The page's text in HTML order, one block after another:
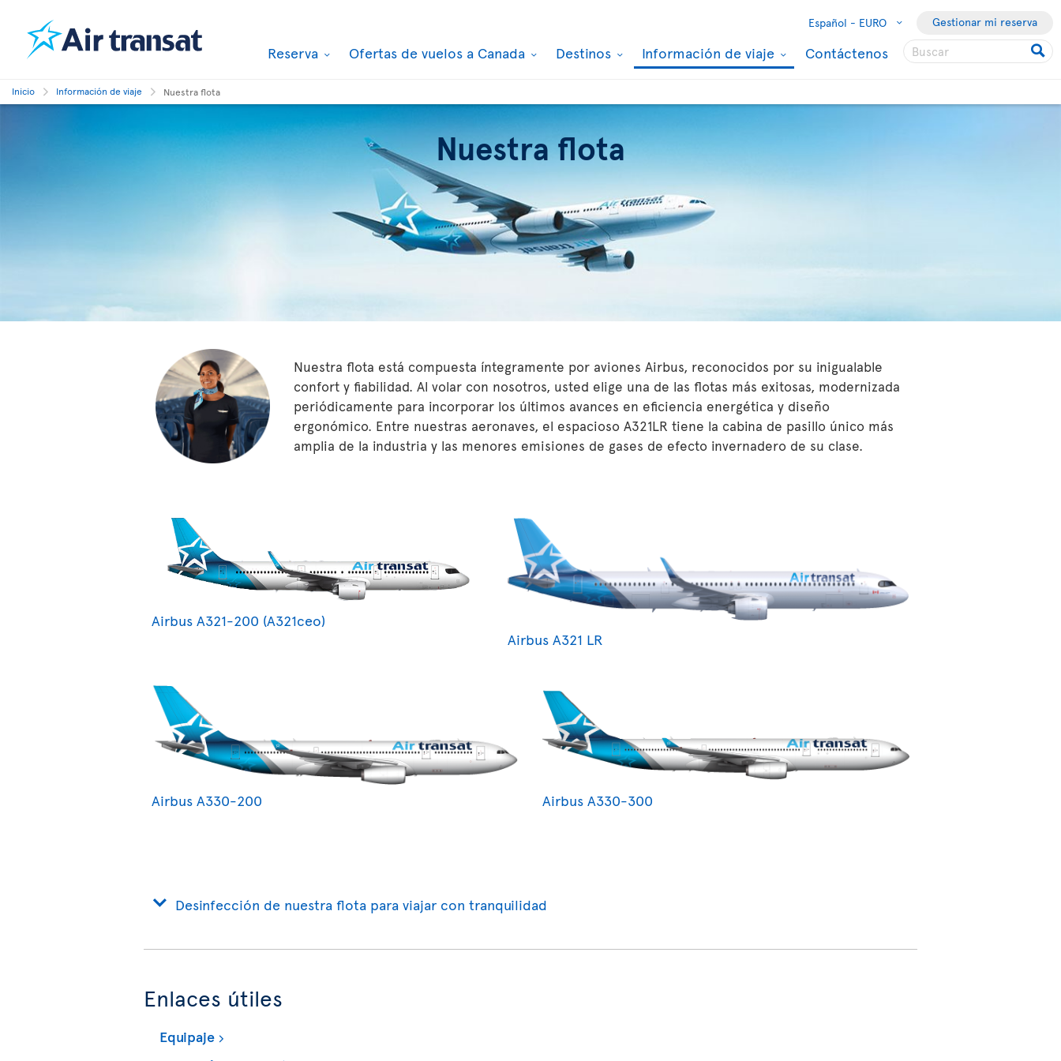
Español - EURO Gestionar mi reserva
Reserva Ofertas de vuelos a Canada Destinos Información de viaje Contáctenos
Inicio Información de viaje Nuestra flota
Nuestra flota
Nuestra flota está compuesta íntegramente por aviones Airbus, reconocidos por su inigualable
confort y fiabilidad. Al volar con nosotros, usted elige una de las flotas más exitosas, modernizada
periódicamente para incorporar los últimos avances en eficiencia energética y diseño
ergonómico. Entre nuestras aeronaves, el espacioso A321LR tiene la cabina de pasillo único más
amplia de la industria y las menores emisiones de gases de efecto invernadero de su clase.
Airbus A321-200 (A321ceo)
Airbus A321 LR
Airbus A330-200 Airbus A330-300
Desinfección de nuestra flota para viajar con tranquilidad
Enlaces útiles
Equipaje